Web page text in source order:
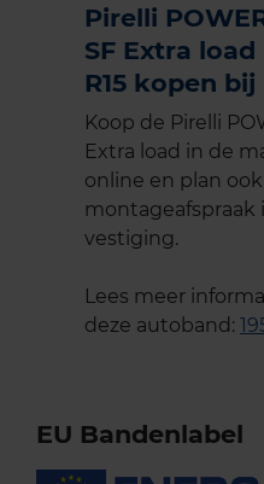
Pirelli
SF Extra
R15 kopen
Koop de Pirelli
Extra load in de
online en plan
montageafspraak
vestiging.
Lees meer
deze autoband:
EU Bandenlabel